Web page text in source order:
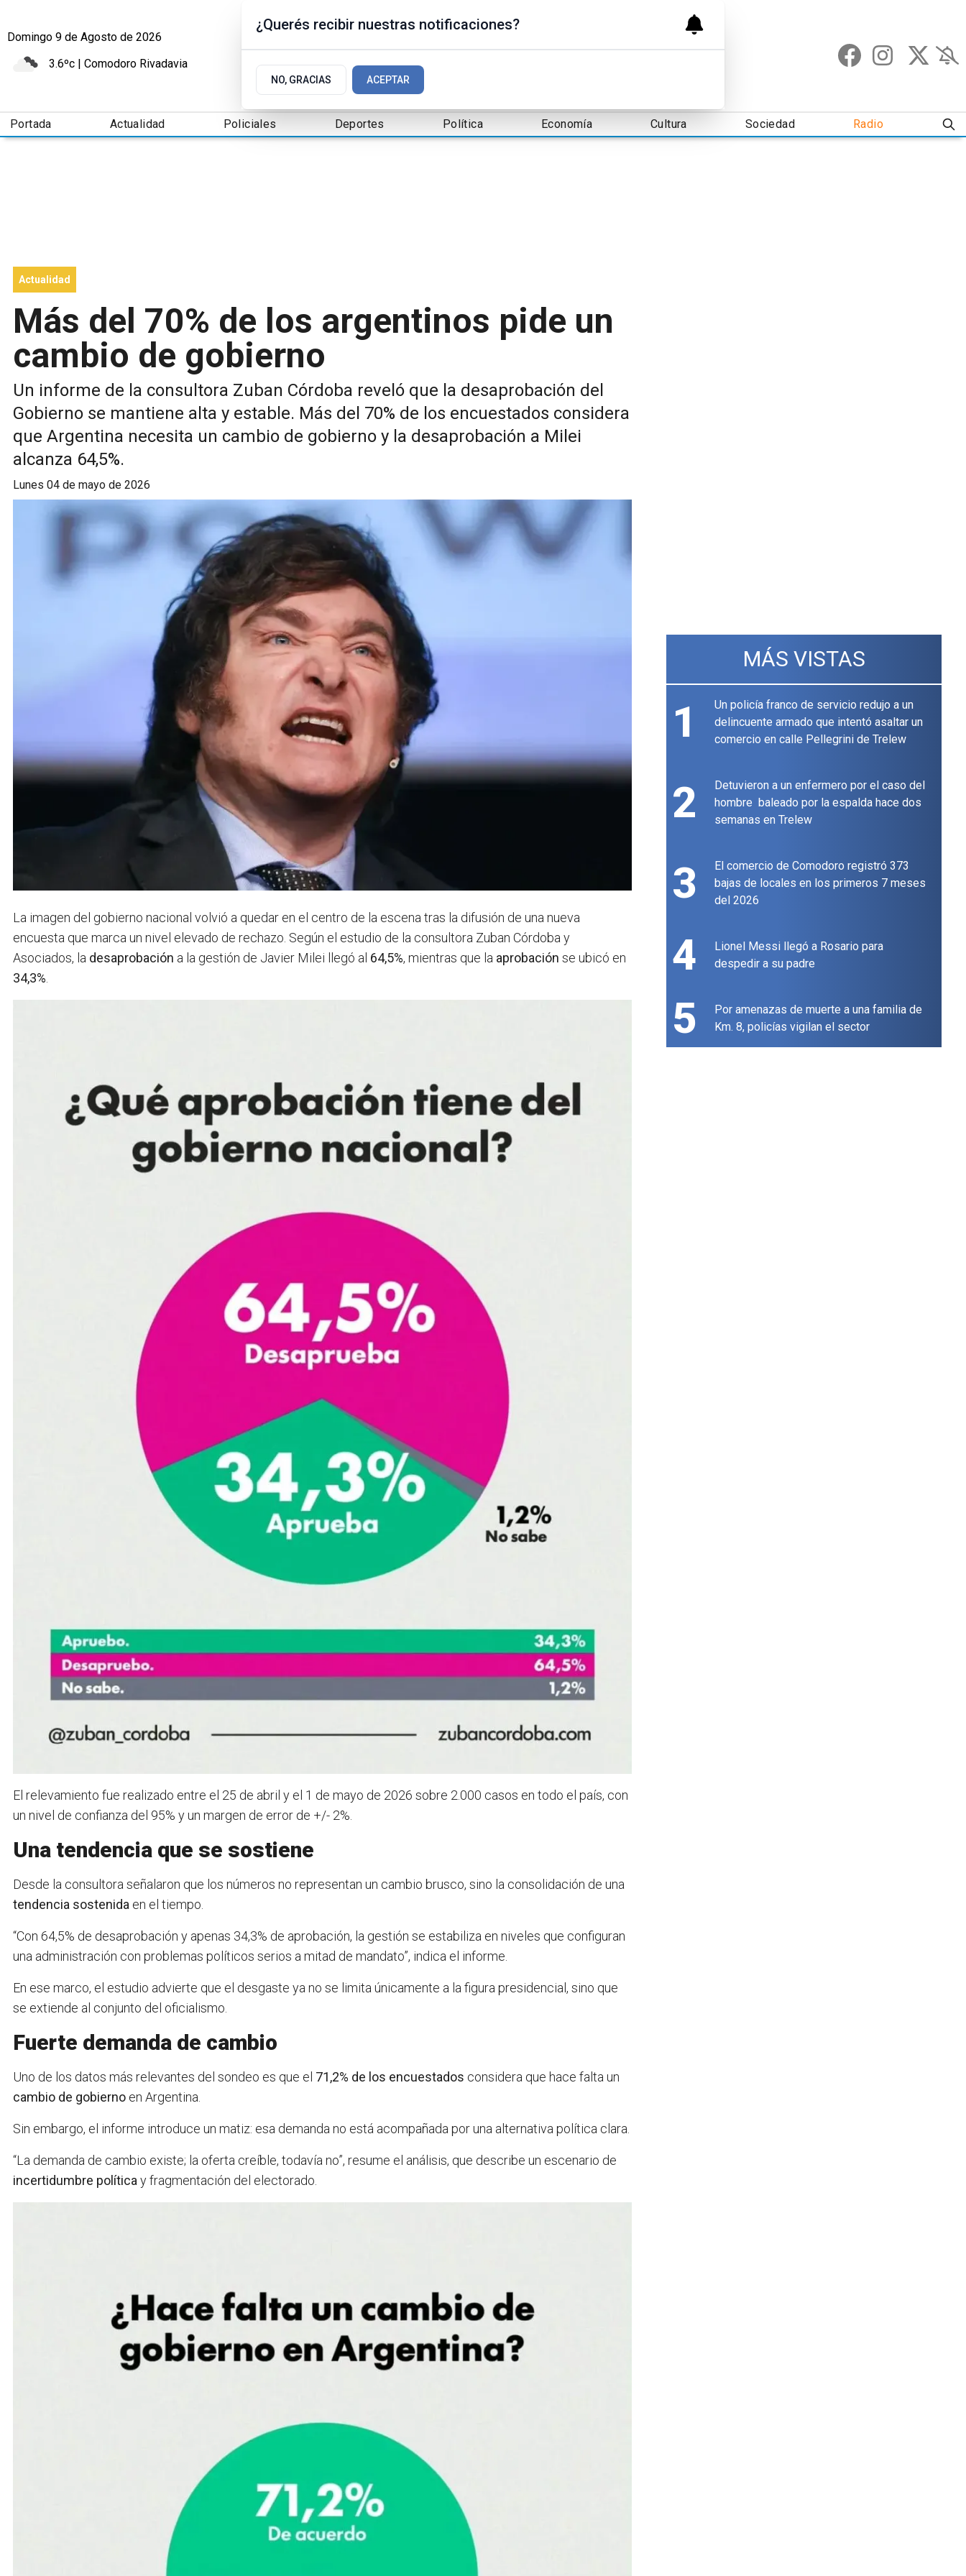
Domingo 9 de Agosto de 2026
3.6ºc | Comodoro Rivadavia
Portada Actualidad Policiales Deportes Política Economía Cultura Sociedad Radio
Actualidad
Más del 70% de los argentinos pide un
cambio de gobierno
Un informe de la consultora Zuban Córdoba reveló que la desaprobación del
Gobierno se mantiene alta y estable. Más del 70% de los encuestados considera
que Argentina necesita un cambio de gobierno y la desaprobación a Milei
alcanza 64,5%.
lunes 04 de mayo de 2026
La imagen del gobierno nacional volvió a quedar en el centro de la escena tras la difusión de una nueva
encuesta que marca un nivel elevado de rechazo. Según el estudio de la consultora Zuban Córdoba y
Asociados, la desaprobación a la gestión de Javier Milei llegó al 64,5%, mientras que la aprobación se ubicó en
34,3%.
El relevamiento fue realizado entre el 25 de abril y el 1 de mayo de 2026 sobre 2.000 casos en todo el país, con
un nivel de confianza del 95% y un margen de error de +/- 2%.
Una tendencia que se sostiene
Desde la consultora señalaron que los números no representan un cambio brusco, sino la consolidación de una
tendencia sostenida en el tiempo.
“Con 64,5% de desaprobación y apenas 34,3% de aprobación, la gestión se estabiliza en niveles que configuran
una administración con problemas políticos serios a mitad de mandato”, indica el informe.
En ese marco, el estudio advierte que el desgaste ya no se limita únicamente a la figura presidencial, sino que
se extiende al conjunto del oficialismo.
Fuerte demanda de cambio
Uno de los datos más relevantes del sondeo es que el 71,2% de los encuestados considera que hace falta un
cambio de gobierno en Argentina.
Sin embargo, el informe introduce un matiz: esa demanda no está acompañada por una alternativa política clara.
“La demanda de cambio existe; la oferta creíble, todavía no”, resume el análisis, que describe un escenario de
incertidumbre política y fragmentación del electorado.
MÁS VISTAS
1
Un policía franco de servicio redujo a un
delincuente armado que intentó asaltar un
comercio en calle Pellegrini de Trelew
2
Detuvieron a un enfermero por el caso del
hombre baleado por la espalda hace dos
semanas en Trelew
3
El comercio de Comodoro registró 373
bajas de locales en los primeros 7 meses
del 2026
4
Lionel Messi llegó a Rosario para
despedir a su padre
5
Por amenazas de muerte a una familia de
Km. 8, policías vigilan el sector
¿Querés recibir nuestras notificaciones?
NO, GRACIAS ACEPTAR